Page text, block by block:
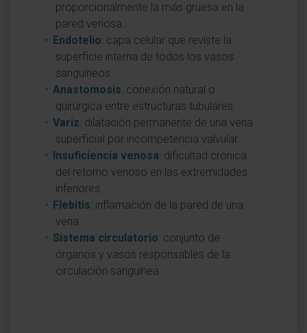
proporcionalmente la más gruesa en la
pared venosa.
Endotelio: capa celular que reviste la
superficie interna de todos los vasos
sanguíneos.
Anastomosis: conexión natural o
quirúrgica entre estructuras tubulares.
Variz: dilatación permanente de una vena
superficial por incompetencia valvular.
Insuficiencia venosa: dificultad crónica
del retorno venoso en las extremidades
inferiores.
Flebitis: inflamación de la pared de una
vena.
Sistema circulatorio: conjunto de
órganos y vasos responsables de la
circulación sanguínea.